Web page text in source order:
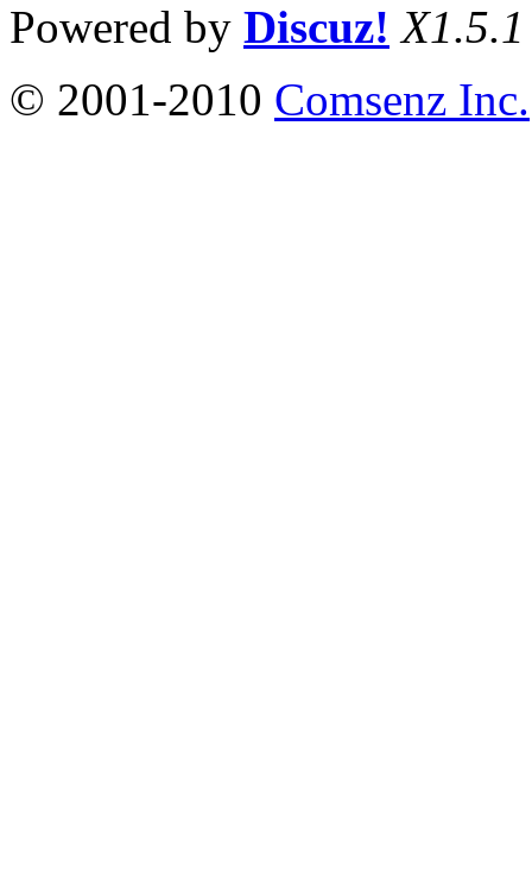
Powered by Discuz! X1.5.1
© 2001-2010 Comsenz Inc.